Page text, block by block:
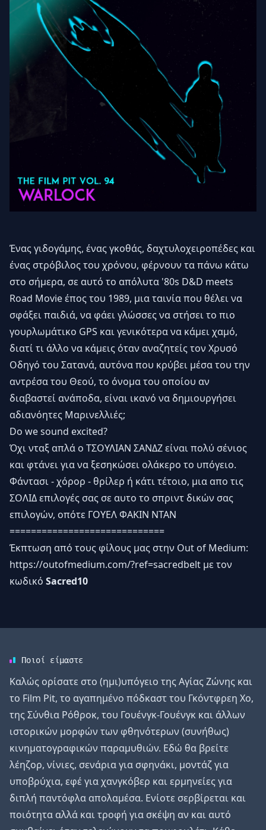
Ένας γιδογάμης, ένας γκοθάς, δαχτυλοχειροπέδες και
ένας στρόβιλος του χρόνου, φέρνουν τα πάνω κάτω
στο σήμερα, σε αυτό το απόλυτα '80s D&D meets
Road Movie έπος του 1989, μια ταινία που θέλει να
σφάξει παιδιά, να φάει γλώσσες να στήσει το πιο
γουρλωμάτικο GPS και γενικότερα να κάμει χαμό,
διατί τι άλλο να κάμεις όταν αναζητείς τον Χρυσό
Οδηγό του Σατανά, αυτόνα που κρύβει μέσα του την
αντρέσα του Θεού, το όνομα του οποίου αν
διαβαστεί ανάποδα, είναι ικανό να δημιουργήσει
αδιανόητες Μαρινελλιές;
Do we sound excited?
Όχι νταξ απλά ο ΤΣΟΥΛΙΑΝ ΣΑΝΔΖ είναι πολύ σένιος
και φτάνει για να ξεσηκώσει ολάκερο το υπόγειο.
Φάντασι - χόρορ - θρίλερ ή κάτι τέτοιο, μια απο τις
ΣΟΛΙΔ επιλογές σας σε αυτο το σπριντ δικών σας
επιλογών, οπότε ΓΟΥΕΛ ΦΑΚΙΝ ΝΤΑΝ
=============================
Έκπτωση από τους φίλους μας στην Out of Medium:
https://outofmedium.com/?ref=sacredbelt με τον
κωδικό Sacred10
Ποιοί είμαστε
Καλώς ορίσατε στο (ημι)υπόγειο της Αγίας Ζώνης και
το Film Pit, το αγαπημένο πόδκαστ του Γκόντφρεη Χο,
της Σύνθια Ρόθροκ, του Γουένγκ-Γουένγκ και άλλων
ιστορικών μορφών των φθηνότερων (συνήθως)
κινηματογραφικών παραμυθιών. Εδώ θα βρείτε
λέηζορ, νίνιες, σενάρια για σφηνάκι, μοντάζ για
υποβρύχια, εφέ για χανγκόβερ και ερμηνείες για
διπλή παντόφλα απολαμέσα. Ενίοτε σερβίρεται και
ποιότητα αλλά και τροφή για σκέψη αν και αυτό